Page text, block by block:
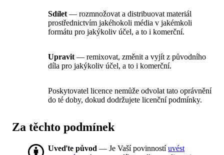
Sdílet — rozmnožovat a distribuovat materiál
prostřednictvím jakéhokoli média v jakémkoli
formátu pro jakýkoliv účel, a to i komerční.
Upravit — remixovat, změnit a vyjít z původního
díla pro jakýkoliv účel, a to i komerční.
Poskytovatel licence nemůže odvolat tato oprávnění
do té doby, dokud dodržujete licenční podmínky.
Za těchto podmínek
Uveďte původ — Je Vaší povinnostíuvést